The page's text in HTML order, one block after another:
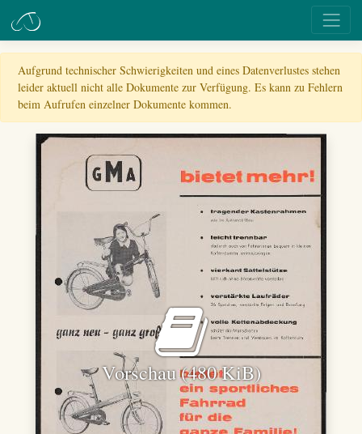
Aufgrund technischer Schwierigkeiten und eines Datenverlustes stehen
leider aktuell nicht alle Dokumente zur Verfügung. Es kann zu Fehlern
beim Aufrufen einzelner Dokumente kommen.
Vorschau (480 KiB)